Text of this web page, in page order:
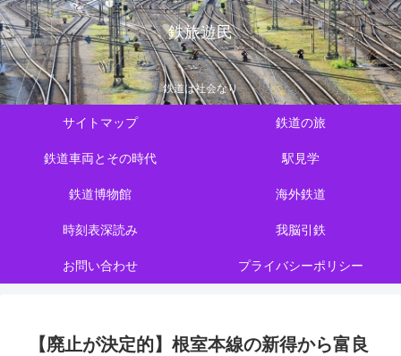
鉄旅遊民
鉄道は社会なり
サイトマップ 鉄道の旅
鉄道車両とその時代 駅見学
鉄道博物館 海外鉄道
時刻表深読み 我脳引鉄
お問い合わせ プライバシーポリシー
【廃止が決定的】根室本線の新得から富良